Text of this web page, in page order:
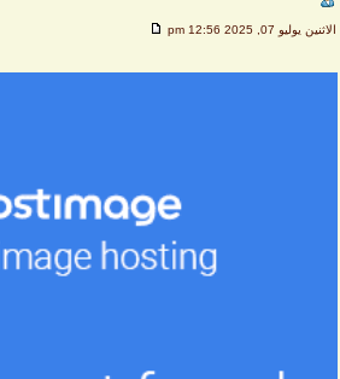
الاثنين يوليو 07, 2025 12:56 pm